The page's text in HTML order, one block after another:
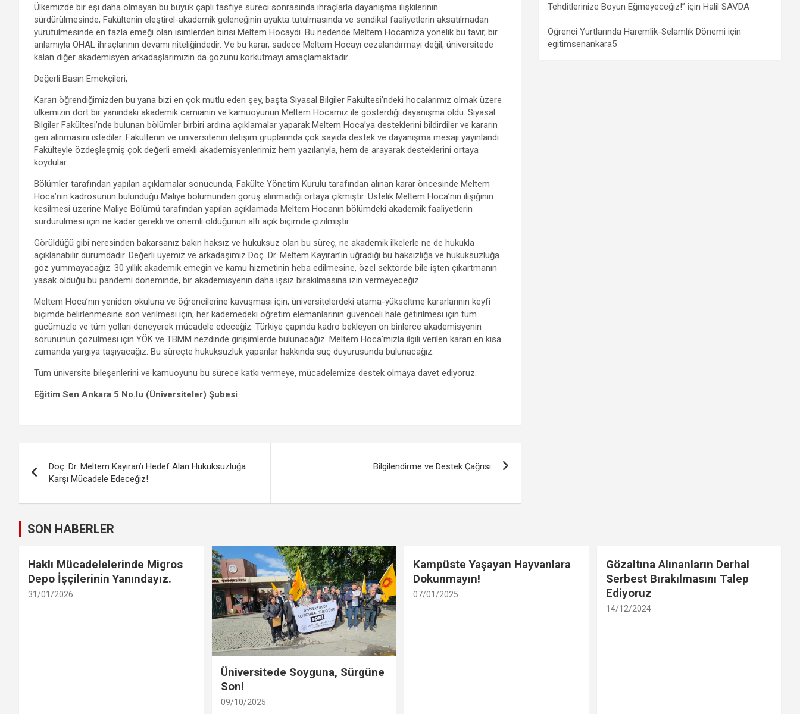
Ülkemizde bir eşi daha olmayan bu büyük çaplı tasfiye süreci sonrasında ihraçlarla dayanışma ilişkilerinin
sürdürülmesinde, Fakültenin eleştirel-akademik geleneğinin ayakta tutulmasında ve sendikal faaliyetlerin aksatılmadan
yürütülmesinde en fazla emeği olan isimlerden birisi Meltem Hocaydı. Bu nedende Meltem Hocamıza yönelik bu tavır, bir
anlamıyla OHAL ihraçlarının devamı niteliğindedir. Ve bu karar, sadece Meltem Hocayı cezalandırmayı değil, üniversitede
kalan diğer akademisyen arkadaşlarımızın da gözünü korkutmayı amaçlamaktadır.
Değerli Basın Emekçileri,
Kararı öğrendiğimizden bu yana bizi en çok mutlu eden şey, başta Siyasal Bilgiler Fakültesi’ndeki hocalarımız olmak üzere
ülkemizin dört bir yanındaki akademik camianın ve kamuoyunun Meltem Hocamız ile gösterdiği dayanışma oldu. Siyasal
Bilgiler Fakültesi’nde bulunan bölümler birbiri ardına açıklamalar yaparak Meltem Hoca’ya desteklerini bildirdiler ve kararın
geri alınmasını istediler. Fakültenin ve üniversitenin iletişim gruplarında çok sayıda destek ve dayanışma mesajı yayınlandı.
Fakülteyle özdeşleşmiş çok değerli emekli akademisyenlerimiz hem yazılarıyla, hem de arayarak desteklerini ortaya
koydular.
Bölümler tarafından yapılan açıklamalar sonucunda, Fakülte Yönetim Kurulu tarafından alınan karar öncesinde Meltem
Hoca’nın kadrosunun bulunduğu Maliye bölümünden görüş alınmadığı ortaya çıkmıştır. Üstelik Meltem Hoca’nın ilişiğinin
kesilmesi üzerine Maliye Bölümü tarafından yapılan açıklamada Meltem Hocanın bölümdeki akademik faaliyetlerin
sürdürülmesi için ne kadar gerekli ve önemli olduğunun altı açık biçimde çizilmiştir.
Görüldüğü gibi neresinden bakarsanız bakın haksız ve hukuksuz olan bu süreç, ne akademik ilkelerle ne de hukukla
açıklanabilir durumdadır. Değerli üyemiz ve arkadaşımız Doç. Dr. Meltem Kayıran’ın uğradığı bu haksızlığa ve hukuksuzluğa
göz yummayacağız. 30 yıllık akademik emeğin ve kamu hizmetinin heba edilmesine, özel sektörde bile işten çıkartmanın
yasak olduğu bu pandemi döneminde, bir akademisyenin daha işsiz bırakılmasına izin vermeyeceğiz.
Meltem Hoca’nın yeniden okuluna ve öğrencilerine kavuşması için, üniversitelerdeki atama-yükseltme kararlarının keyfi
biçimde belirlenmesine son verilmesi için, her kademedeki öğretim elemanlarının güvenceli hale getirilmesi için tüm
gücümüzle ve tüm yolları deneyerek mücadele edeceğiz. Türkiye çapında kadro bekleyen on binlerce akademisyenin
sorununun çözülmesi için YÖK ve TBMM nezdinde girişimlerde bulunacağız. Meltem Hoca’mızla ilgili verilen kararı en kısa
zamanda yargıya taşıyacağız. Bu süreçte hukuksuzluk yapanlar hakkında suç duyurusunda bulunacağız.
Tüm üniversite bileşenlerini ve kamuoyunu bu sürece katkı vermeye, mücadelemize destek olmaya davet ediyoruz.
Eğitim Sen Ankara 5 No.lu (Üniversiteler) Şubesi
gezinmesi
Doç. Dr. Meltem Kayıran’ı Hedef Alan Hukuksuzluğa
Karşı Mücadele Edeceğiz!
Bilgilendirme ve Destek Çağrısı
Tehditlerinize Boyun Eğmeyeceğiz!” içinHalil SAVDA
Öğrenci Yurtlarında Haremlik-Selamlık Dönemi için
egitimsenankara5
SON HABERLER
Haklı Mücadelelerinde Migros
Depo İşçilerinin Yanındayız.
31/01/2026
Üniversitede Soyguna, Sürgüne
Son!
09/10/2025
Kampüste Yaşayan Hayvanlara
Dokunmayın!
07/01/2025
Gözaltına Alınanların Derhal
Serbest Bırakılmasını Talep
Ediyoruz
14/12/2024